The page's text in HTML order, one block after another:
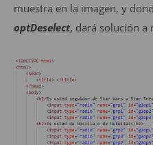
muestra en la imagen, y
optDeselect, dará solución a